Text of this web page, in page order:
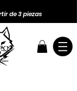
de 3 piezas